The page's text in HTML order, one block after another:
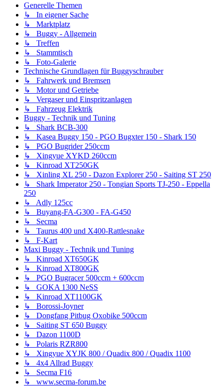
Generelle Themen
↳ In eigener Sache
↳ Marktplatz
↳ Buggy - Allgemein
↳ Treffen
↳ Stammtisch
↳ Foto-Galerie
Technische Grundlagen für Buggyschrauber
↳ Fahrwerk und Bremsen
↳ Motor und Getriebe
↳ Vergaser und Einspritzanlagen
↳ Fahrzeug Elektrik
Buggy - Technik und Tuning
↳ Shark BCB-300
↳ Kasea Buggy 150 - PGO Bugxter 150 - Shark 150
↳ PGO Bugrider 250ccm
↳ Xingyue XYKD 260ccm
↳ Kinroad XT250GK
↳ Xinling XL 250 - Dazon Explorer 250 - Saiting ST 250
↳ Shark Imperator 250 - Tongian Sports TJ-250 - Eppella
250
↳ Adly 125cc
↳ Buyang-FA-G300 - FA-G450
↳ Secma
↳ Taurus 400 und X400-Rattlesnake
↳ F-Kart
Maxi Buggy - Technik und Tuning
↳ Kinroad XT650GK
↳ Kinroad XT800GK
↳ PGO Bugracer 500ccm + 600ccm
↳ GOKA 1300 NeSS
↳ Kinroad XT1100GK
↳ Borossi-Joyner
↳ Dongfang Pitbug Oxobike 500ccm
↳ Saiting ST 650 Buggy
↳ Dazon 1100D
↳ Polaris RZR800
↳ Xingyue XYJK 800 / Quadix 800 / Quadix 1100
↳ 4x4 Allrad Buggy
↳ Secma F16
↳ www.secma-forum.be